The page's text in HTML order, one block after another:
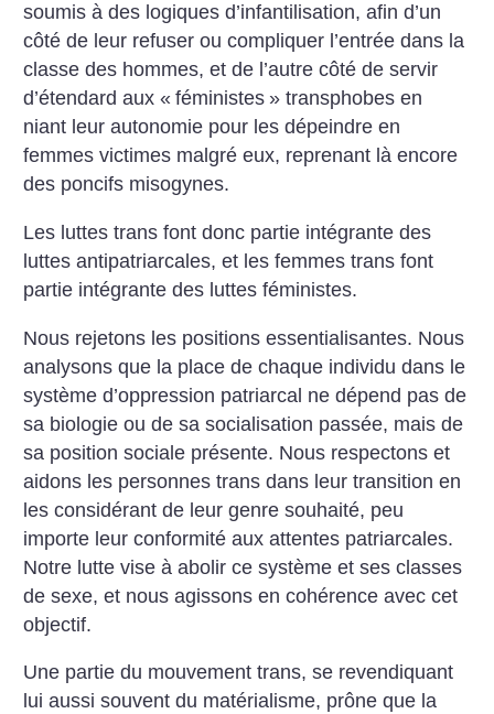
soumis à des logiques d’infantilisation, afin d’un
côté de leur refuser ou compliquer l’entrée dans la
classe des hommes, et de l’autre côté de servir
d’étendard aux « féministes » transphobes en
niant leur autonomie pour les dépeindre en
femmes victimes malgré eux, reprenant là encore
des poncifs misogynes.
Les luttes trans font donc partie intégrante des
luttes antipatriarcales, et les femmes trans font
partie intégrante des luttes féministes.
Nous rejetons les positions essentialisantes. Nous
analysons que la place de chaque individu dans le
système d’oppression patriarcal ne dépend pas de
sa biologie ou de sa socialisation passée, mais de
sa position sociale présente. Nous respectons et
aidons les personnes trans dans leur transition en
les considérant de leur genre souhaité, peu
importe leur conformité aux attentes patriarcales.
Notre lutte vise à abolir ce système et ses classes
de sexe, et nous agissons en cohérence avec cet
objectif.
Une partie du mouvement trans, se revendiquant
lui aussi souvent du matérialisme, prône que la